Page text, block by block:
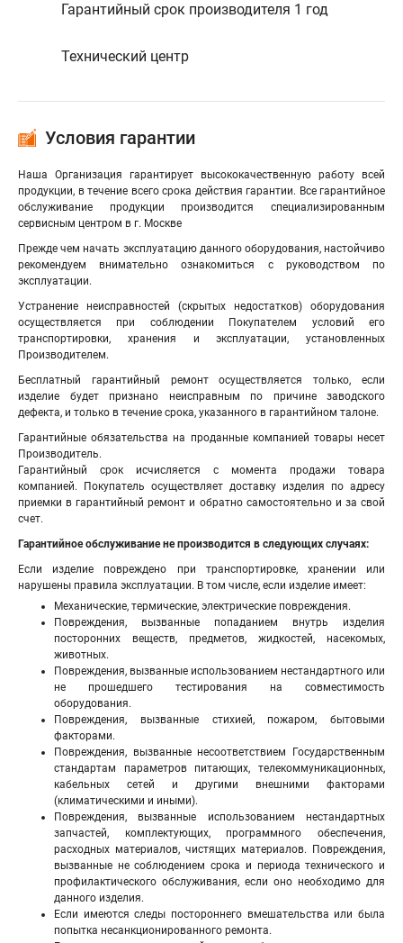
Гарантийный срок производителя 1 год
Технический центр
Условия гарантии
Наша Организация гарантирует высококачественную работу всей
продукции, в течение всего срока действия гарантии. Все гарантийное
обслуживание продукции производится специализированным
сервисным центром в г. Москве
Прежде чем начать эксплуатацию данного оборудования, настойчиво
рекомендуем внимательно ознакомиться с руководством по
эксплуатации.
Устранение неисправностей (скрытых недостатков) оборудования
осуществляется при соблюдении Покупателем условий его
транспортировки, хранения и эксплуатации, установленных
Производителем.
Бесплатный гарантийный ремонт осуществляется только, если
изделие будет признано неисправным по причине заводского
дефекта, и только в течение срока, указанного в гарантийном талоне.
Гарантийные обязательства на проданные компанией товары несет
Производитель.
Гарантийный срок исчисляется с момента продажи товара
компанией. Покупатель осуществляет доставку изделия по адресу
приемки в гарантийный ремонт и обратно самостоятельно и за свой
счет.
Гарантийное обслуживание не производится в следующих случаях:
Если изделие повреждено при транспортировке, хранении или
нарушены правила эксплуатации. В том числе, если изделие имеет:
Механические, термические, электрические повреждения.
Повреждения, вызванные попаданием внутрь изделия
посторонних веществ, предметов, жидкостей, насекомых,
животных.
Повреждения, вызванные использованием нестандартного или
не прошедшего тестирования на совместимость
оборудования.
Повреждения, вызванные стихией, пожаром, бытовыми
факторами.
Повреждения, вызванные несоответствием Государственным
стандартам параметров питающих, телекоммуникационных,
кабельных сетей и другими внешними факторами
(климатическими и иными).
Повреждения, вызванные использованием нестандартных
запчастей, комплектующих, программного обеспечения,
расходных материалов, чистящих материалов. Повреждения,
вызванные не соблюдением срока и периода технического и
профилактического обслуживания, если оно необходимо для
данного изделия.
Если имеются следы постороннего вмешательства или была
попытка несанкционированного ремонта.